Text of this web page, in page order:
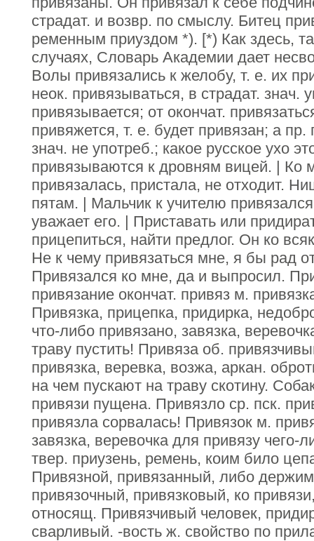
страдат. и возвр. по смыслу. Битец
ременным приуздом *). [*) Как здесь,
случаях, Словарь Академии дает
Волы привязались к желобу, т. е. их
неок. привязываться, в страдат. знач.
привязывается; от окончат.
привяжется, т. е. будет привязан; а пр.
знач. не употреб.; какое русское ухо
привязываются к дровням вицей. | Ко
привязалась, пристала, не отходит.
пятам. | Мальчик к учителю
уважает его. | Приставать или
прицепиться, найти предлог. Он ко
Не к чему привязаться мне, я бы рад
Привязался ко мне, да и выпросил.
привязание окончат. привяз м.
Привязка, прицепка, придирка,
что-либо привязано, завязка,
траву пустить! Привяза об.
привязка, веревка, возжа, аркан.
на чем пускают на траву скотину.
привязи пущена. Привязло ср. пск.
привязла сорвалась! Привязок м.
завязка, веревочка для привязу чего-
твер. приузень, ремень, коим било
Привязной, привязанный, либо
привязочный, привязковый, ко
относящ. Привязчивый человек,
сварливый. -вость ж. свойство по